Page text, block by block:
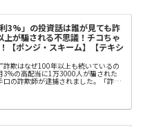
3%」の投資話は誰が見ても詐
上が騙される不思議！チコちゃ
【ポンジ・スキーム】【テキシ
詐欺はなぜ100年以上も続いているの
3%の高配当に1万3000人が騙された
口の詐欺師が逮捕されました。「詐欺
配当金を支払うなどと架空の投資話で